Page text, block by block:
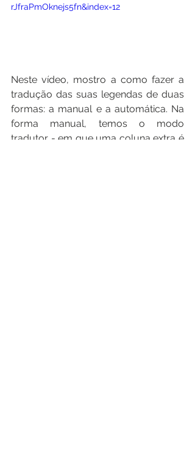
rJfraPmOknejs5fn&index=12
Neste vídeo, mostro a como fazer a
tradução das suas legendas de duas
formas: a manual e a automática. Na
forma manual, temos o modo
tradutor - em que uma coluna extra é